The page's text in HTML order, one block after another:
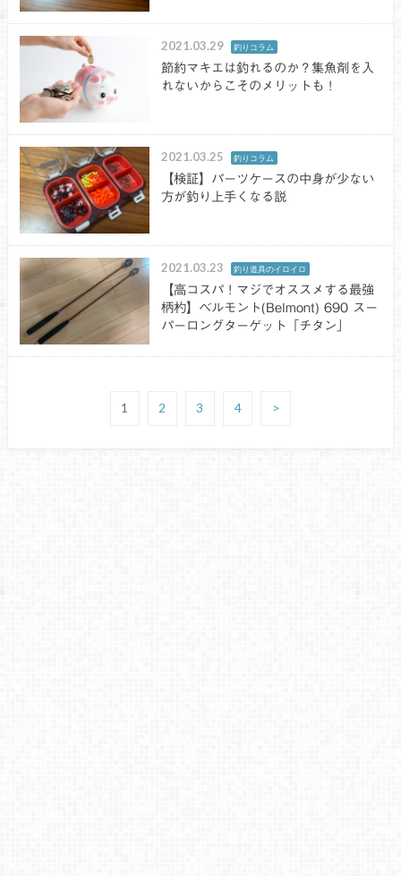
2021.03.29 釣りコラム
節約マキエは釣れるのか？集魚剤を入
れないからこそのメリットも！
2021.03.25 釣りコラム
【検証】パーツケースの中身が少ない
方が釣り上手くなる説
2021.03.23 釣り道具のイロイロ
【高コスパ！マジでオススメする最強
柄杓】ベルモント(Belmont) 690 スー
パーロングターゲット「チタン」
1 2 3 4 >